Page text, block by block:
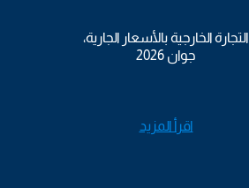
التجارة الخارجية بالأسعار الجارية،
جوان 2026
اقرأ المزيد